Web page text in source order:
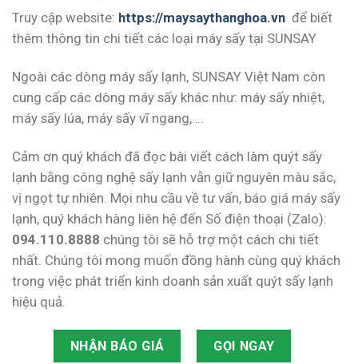
Truy cập website: https://maysaythanghoa.vn để biết
thêm thông tin chi tiết các loại máy sấy tại SUNSAY
Ngoài các dòng máy sấy lạnh, SUNSAY Việt Nam còn
cung cấp các dòng máy sấy khác như: máy sấy nhiệt,
máy sấy lúa, máy sấy vĩ ngang,….
Cảm ơn quý khách đã đọc bài viết cách làm quýt sấy
lạnh bằng công nghệ sấy lạnh vẫn giữ nguyên màu sắc,
vị ngọt tự nhiên. Mọi nhu cầu về tư vấn, báo giá máy sấy
lạnh, quý khách hàng liên hệ đến Số điện thoại (Zalo):
094.110.8888 chúng tôi sẽ hỗ trợ một cách chi tiết
nhất. Chúng tôi mong muốn đồng hành cùng quý khách
trong việc phát triển kinh doanh sản xuất quýt sấy lạnh
hiệu quả.
NHẬN BÁO GIÁ GỌI NGAY